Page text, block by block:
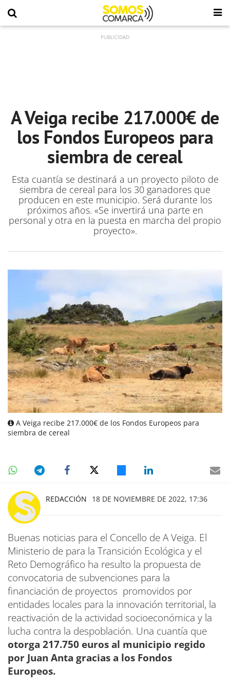
A Veiga recibe 217.000€ de
los Fondos Europeos para
siembra de cereal
Esta cuantía se destinará a un proyecto piloto de
siembra de cereal para los 30 ganadores que
producen en este municipio. Será durante los
próximos años. «Se invertirá una parte en
personal y otra en la puesta en marcha del propio
proyecto».
A Veiga recibe 217.000€ de los Fondos Europeos para
siembra de cereal
REDACCIÓN 18 DE NOVIEMBRE DE 2022, 17:36
Buenas noticias para el Concello de A Veiga. El
Ministerio de para la Transición Ecológica y el
Reto Demográfico ha resulto la propuesta de
convocatoria de subvenciones para la
financiación de proyectos promovidos por
entidades locales para la innovación territorial, la
reactivación de la actividad socioeconómica y la
lucha contra la despoblación. Una cuantía que
otorga 217.750 euros al municipio regido
por Juan Anta gracias a los Fondos
Europeos.